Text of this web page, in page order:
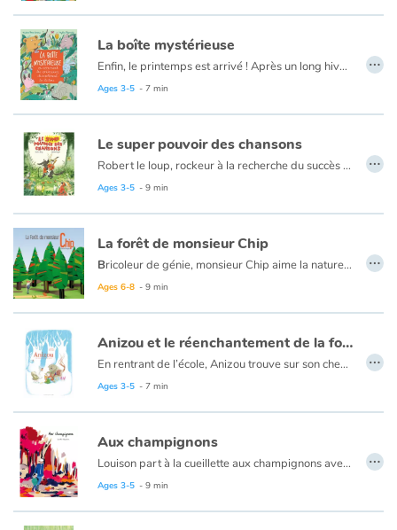
La boîte mystérieuse
Enfin, le printemps est arrivé ! Après un long hiver bien froid, Ours sort de son hibernation. Il a bien dormi. Alors qu'il prend sa douche sous la cascade, une drôle de boîte tombe sur le chemin. Ours s'approche de l'objet et l'ouvre. Il en sort cinq petites choses bien étranges. Ni une ni deux, Il fait part de sa trouvaille à Lapin, Cochon, Eléphant et Grand Loup qui ont chacun leur petite idée sur l'utilisation de ces mystérieux objets : un chapeau pour se protéger du soleil, une chaise pour éviter de se salir le derrière, un masque pour faire la sieste, un éventail pour se rafraîchir le visage…
Ages 3-5 - 7 min
…
Le super pouvoir des chansons
Robert le loup, rockeur à la recherche du succès rêve de monter un groupe de loups. Ni une ni deux, il met une annonce et à sa grande surprise, Max le lapin, rocker à la voix divine, apparaît. Le groupe « Les Pouet-Pouet » est né. Succès immédiat dans la forêt, les fans accourent de partout… Mais l'instinct de prédateur de Robert n'est jamais très loin...
Ages 3-5 - 9 min
…
La forêt de monsieur Chip
Bricoleur de génie, monsieur Chip aime la nature et le chant des oiseaux. Mais pour construire sa petite maison, et surtout ses nombreuses extensions, il va ratiboiser toute la forêt et faire fuir tous les animaux.
Ages 6-8 - 9 min
…
Anizou et le réenchantement de la forêt
En rentrant de l’école, Anizou trouve sur son chemin un livre abandonné par un troll. Page après page, elle nomme les animaux qu’elle découvre, et ceux-ci surgissent aussitôt pour peupler autour d’elle le paysage recouvert par la neige. Ainsi va-t-elle réenchanter la forêt qui cesse alors de lui paraître vide et silencieuse.
Ages 3-5 - 7 min
…
Aux champignons
Louison part à la cueillette aux champignons avec son grand-père. Mais arrivés au pied du grand chêne, il n’y a aucun champignon. Quelqu’un a dû les ramasser avant eux. La balade est donc finie ? Louison en a décidé autrement. Elle prend un chemin de traverse, direction la découverte de la forêt !
Camille Alessandronisaisit avec finesse les émotions de l’enfance face à la découverte de la nature. Elle nous prend par la main pour une balade en forêt qui nous rappelle que l’important n’est pas toujours la destination mais aussi le voyage.
Ages 3-5 - 9 min
…